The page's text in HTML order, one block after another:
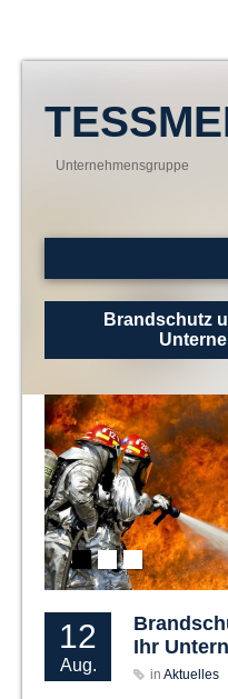
TESSMER
Unternehmensgruppe
MAKLER APP
KARRIERE
KONTAKT
Brandschutz
12
Aug.
Ihr
in Aktuelles